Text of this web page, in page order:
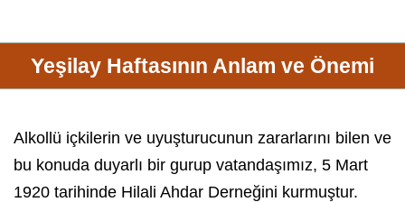
Yeşilay Haftasının Anlam ve Önemi
Alkollü içkilerin ve uyuşturucunun zararlarını bilen ve
bu konuda duyarlı bir gurup vatandaşımız, 5 Mart
1920 tarihinde Hilali Ahdar Derneğini kurmuştur.